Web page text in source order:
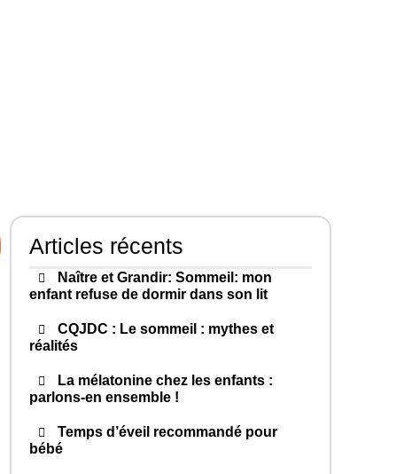
Articles récents
Naître et Grandir: Sommeil: mon
enfant refuse de dormir dans son lit
CQJDC : Le sommeil : mythes et
réalités
La mélatonine chez les enfants :
parlons-en ensemble !
Temps d’éveil recommandé pour
bébé